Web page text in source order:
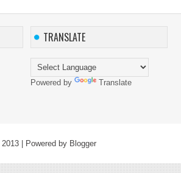
TRANSLATE
Powered by Translate
| Powered by Blogger